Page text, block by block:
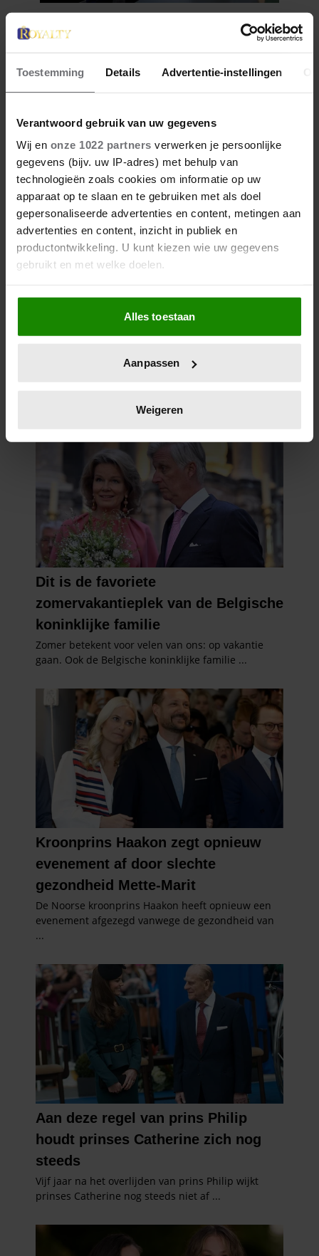
Toestemming Details Advertentie-instellingen
Verantwoord gebruik van uw gegevens
Wij en onze 1022 partners verwerken je persoonlijke
gegevens (bijv. uw IP-adres) met behulp van
technologieën zoals cookies om informatie op uw
apparaat op te slaan en te gebruiken met als doel
gepersonaliseerde advertenties en content, metingen aan
advertenties en content, inzicht in publiek en
productontwikkeling. U kunt kiezen wie uw gegevens
gebruikt en met welke doelen.
Als u het toestaat, willen we ook graag:
Informatie verzamelen over uw geografische
locatie, die tot een paar meter nauwkeurig kan zijn
scannen op specifieke eigenschappen (fingerprinting)
verwerkt en stel uw voorkeuren in het
intrekken in de Cookieverklaring.
We gebruiken cookies om content en advertenties te
personaliseren, om functies voor social media te bieden
en om ons websiteverkeer te analyseren. Ook delen we
informatie over uw gebruik van onze site met onze
partners voor social media, adverteren en analyse. Deze
partners kunnen deze gegevens combineren met andere
informatie die u aan ze heeft verstrekt of die ze hebben
gaat akkoord met onze cookies als u onze website blijft
gebruiken.
Alles toestaan
Aanpassen
Weigeren
12 juni 2026
BIJZONDER: PRINSES BEATRIX
VERDWENEN WIEG TERUG